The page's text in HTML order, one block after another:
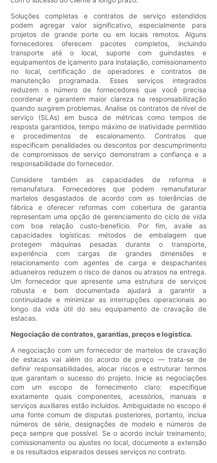
Soluções completas e contratos de serviço estendidos
podem agregar valor significativo, especialmente para
projetos de grande porte ou em locais remotos. Alguns
fornecedores oferecem pacotes completos, incluindo
transporte até o local, suporte com guindastes e
equipamentos de içamento para instalação, comissionamento
no local, certificação de operadores e contratos de
manutenção programada. Esses serviços integrados
reduzem o número de fornecedores que você precisa
coordenar e garantem maior clareza na responsabilização
quando surgirem problemas. Analise os contratos de nível de
serviço (SLAs) em busca de métricas como tempos de
resposta garantidos, tempo máximo de inatividade permitido
e procedimentos de escalonamento. Contratos que
especificam penalidades ou descontos por descumprimento
de compromissos de serviço demonstram a confiança e a
responsabilidade do fornecedor.
Considere também as capacidades de reforma e
remanufatura. Fornecedores que podem remanufaturar
martelos desgastados de acordo com as tolerâncias de
fábrica e oferecer reformas com cobertura de garantia
representam uma opção de gerenciamento do ciclo de vida
com boa relação custo-benefício. Por fim, avalie as
capacidades logísticas: métodos de embalagem que
protegem máquinas pesadas durante o transporte,
experiência com cargas de grandes dimensões e
relacionamento com agentes de carga e despachantes
aduaneiros reduzem o risco de danos ou atrasos na entrega.
Um fornecedor que apresente uma estrutura de serviços
robusta e bem documentada ajudará a garantir a
continuidade e minimizar as interrupções operacionais ao
longo da vida útil do seu equipamento de cravação de
estacas.
Negociação de contratos, garantias, preços e logística.
A negociação com um fornecedor de martelos de cravação
de estacas vai além do acordo de preço — trata-se de
definir responsabilidades, alocar riscos e estruturar termos
que garantam o sucesso do projeto. Inicie as negociações
com um escopo de fornecimento claro: especifique
exatamente quais componentes, acessórios, manuais e
serviços auxiliares estão incluídos. Ambiguidade no escopo é
uma fonte comum de disputas posteriores, portanto, inclua
números de série, designações de modelo e números de
peça sempre que possível. Se o acordo incluir treinamento,
comissionamento ou ajustes no local, documente a extensão
e os resultados esperados desses serviços no contrato.